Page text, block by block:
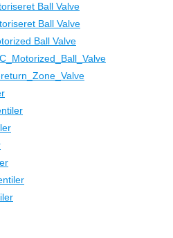
Ball Valve
Ball Valve
Ball Valve